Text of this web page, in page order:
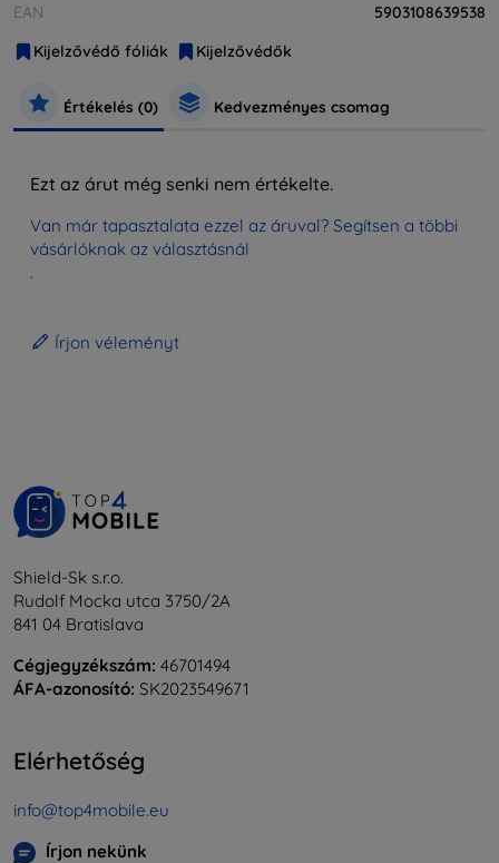
EAN
5903108639538
Kijelzővédő fóliák
Kijelzővédők
Értékelés (0) Kedvezményes csomag
Ezt az árut még senki nem értékelte.
Van már tapasztalata ezzel az áruval? Segítsen a többi
vásárlóknak az választásnál
.
Írjon véleményt
Shield-Sk s.r.o.
Rudolf Mocka utca 3750/2A
841 04 Bratislava
Cégjegyzékszám: 46701494
ÁFA-azonosító: SK2023549671
Elérhetőség
info@top4mobile.eu
Írjon nekünk